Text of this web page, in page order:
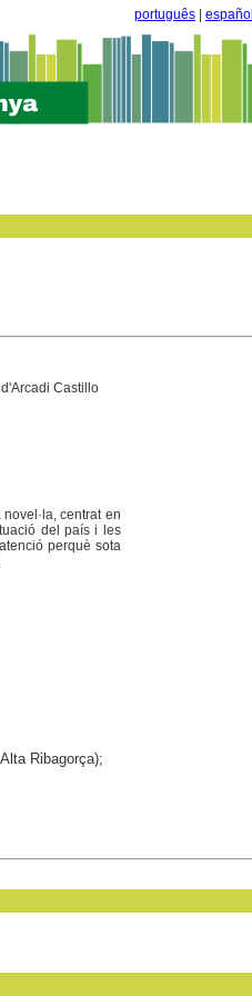
português español
Castillo
centrat en
del país i les
perquè sota
Ribagorça);